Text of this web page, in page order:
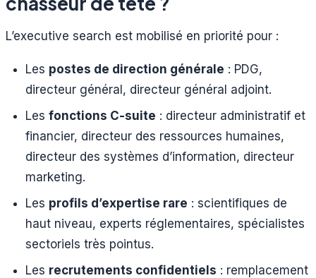
L’executive search est mobilisé en priorité pour :
Les postes de direction générale : PDG,
directeur général, directeur général adjoint.
Les fonctions C-suite : directeur administratif et
financier, directeur des ressources humaines,
directeur des systèmes d’information, directeur
marketing.
Les profils d’expertise rare : scientifiques de
haut niveau, experts réglementaires, spécialistes
sectoriels très pointus.
Les recrutements confidentiels : remplacement